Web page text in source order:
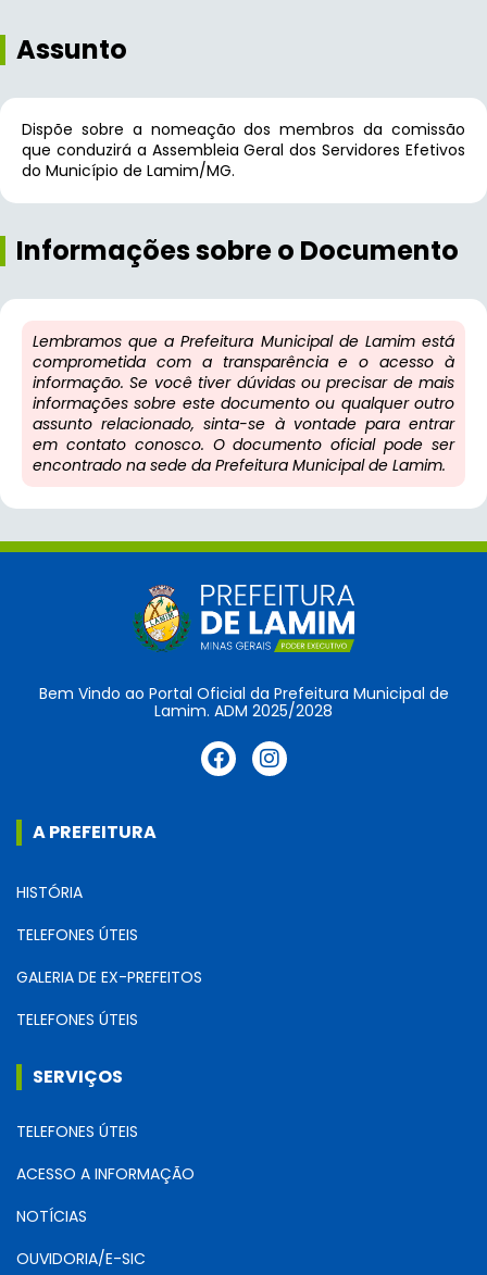
Assunto
Dispõe sobre a nomeação dos membros da comissão
que conduzirá a Assembleia Geral dos Servidores Efetivos
do Município de Lamim/MG.
Informações sobre o Documento
Lembramos que a Prefeitura Municipal de Lamim está
comprometida com a transparência e o acesso à
informação. Se você tiver dúvidas ou precisar de mais
informações sobre este documento ou qualquer outro
assunto relacionado, sinta-se à vontade para entrar
em contato conosco. O documento oficial pode ser
encontrado na sede da Prefeitura Municipal de Lamim.
Bem Vindo ao Portal Oficial da Prefeitura Municipal de
Lamim. ADM 2025/2028
A PREFEITURA
HISTÓRIA
TELEFONES ÚTEIS
GALERIA DE EX-PREFEITOS
TELEFONES ÚTEIS
SERVIÇOS
TELEFONES ÚTEIS
ACESSO A INFORMAÇÃO
NOTÍCIAS
OUVIDORIA/E-SIC